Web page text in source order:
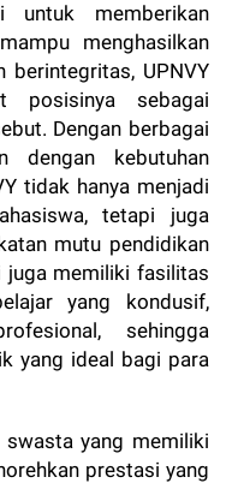
untuk memberikan
menghasilkan
berintegritas, UPNVY
posisinya sebagai
Dengan berbagai
dengan kebutuhan
tidak hanya menjadi
tetapi juga
mutu pendidikan
juga memiliki fasilitas
yang kondusif,
sehingga
yang ideal bagi para
swasta yang memiliki
prestasi yang